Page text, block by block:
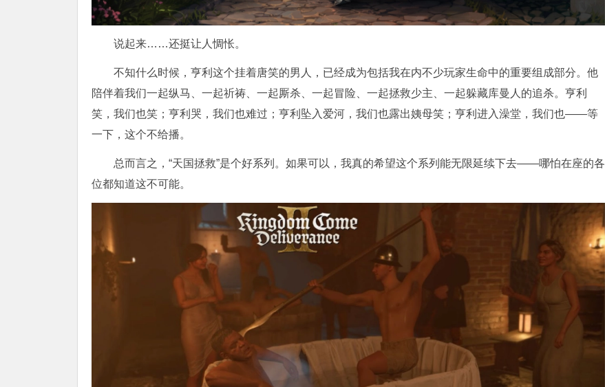
说起来……还挺让人惆怅。
不知什么时候，亨利这个挂着唐笑的男人，已经成为包括我在内不少玩家生命中的重要组成部分。他
陪伴着我们一起纵马、一起祈祷、一起厮杀、一起冒险、一起拯救少主、一起躲藏库曼人的追杀。亨利
笑，我们也笑；亨利哭，我们也难过；亨利坠入爱河，我们也露出姨母笑；亨利进入澡堂，我们也——等
一下，这个不给播。
总而言之，“天国拯救”是个好系列。如果可以，我真的希望这个系列能无限延续下去——哪怕在座的各
位都知道这不可能。